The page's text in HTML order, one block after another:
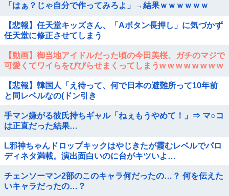
「はぁ？じゃ自分で作ってみろよ」→結果ｗｗｗｗｗｗ
【悲報】任天堂キッズさん、「Aボタン長押し」に気づかず
任天堂に修正させてしまう
【動画】御当地アイドルだった頃の今田美桜、ガチのマジで
可愛くてワイらをびびらせまくってしまうw w w w w w w w
【悲報】韓国人「え待って、何で日本の避難所って10年前
と同レベルなの(ドン引き
手マン嫌がる彼氏持ちギャル「ねぇもうやめて！」⇒ マ○コ
は正直だった結果…
L邪神ちゃんドロップキックはやじきたが霞むレベルでパロ
ディネタ満載。演出面白いのに台がキツいよ…
チェンソーマン2部のこのキャラ何だったの…？ 何を伝えた
いキャラだったの…？